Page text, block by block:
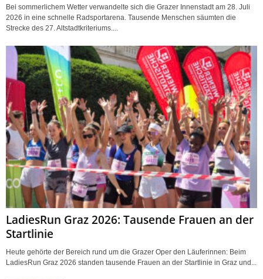
Bei sommerlichem Wetter verwandelte sich die Grazer Innenstadt am 28. Juli
2026 in eine schnelle Radsportarena. Tausende Menschen säumten die
Strecke des 27. Altstadtkriteriums....
LadiesRun Graz 2026: Tausende Frauen an der
Startlinie
Heute gehörte der Bereich rund um die Grazer Oper den Läuferinnen: Beim
LadiesRun Graz 2026 standen tausende Frauen an der Startlinie in Graz und...